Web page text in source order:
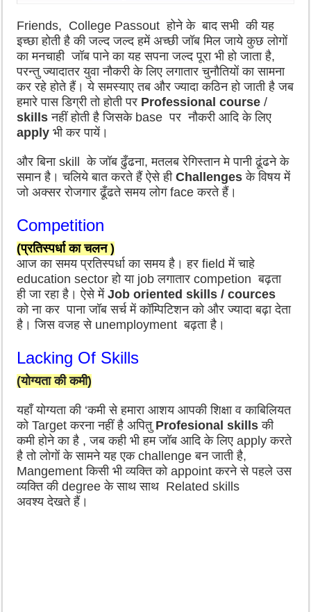
Friends, College Passout होने के बाद सभी की यह
इच्छा होती है की जल्द जल्द हमें अच्छी जॉब मिल जाये कुछ लोगों
का मनचाही जॉब पाने का यह सपना जल्द पूरा भी हो जाता है,
परन्तु ज्यादातर युवा नौकरी के लिए लगातार चुनौतियों का सामना
कर रहे होते हैं। ये समस्याए तब और ज्यादा कठिन हो जाती है जब
हमारे पास डिग्री तो होती पर Professional course /
skills नहीं होती है जिसके base पर नौकरी आदि के लिए
apply भी कर पायें।
और बिना skill के जॉब ढुँढना, मतलब रेगिस्तान मे पानी ढूंढने के
समान है। चलिये बात करते हैं ऐसेहीChallenges के विषय में
जो अक्सर रोजगार ढूँढते समयलोगface करते हैं।
Competition
(प्रतिस्पर्धा का चलन )
आज का समयप्रतिस्पर्धा का समय है।हरfieldमें चाहे
education sectorहो या jobलगातार competion बढ़ता
हीजा रहा है। ऐसे मेंJob oriented skills / cources
को ना कर पाना जॉब सर्च में कॉम्पिटिशन को और ज्यादा बढ़ा देता
है। जिस वजह से unemployment बढ़ता है।
Lacking Of Skills
(योग्यता की कमी)
यहाँ योग्यता की ‘कमी से हमारा आशयआपकी शिक्षा व काबिलियत
कोTargetकरना नहीं हैअपितु Profesional skills की
कमी होने का है ,जब कही भी हमजॉब आदि के लिए apply करते
है तो लोगों के सामने यह एक challenge बन जाती है,
Mangement किसी भी व्यक्ति को appoint करने से पहले उस
व्यक्ति की degree के साथ साथ Related skills
अवश्यदेखते हैं।